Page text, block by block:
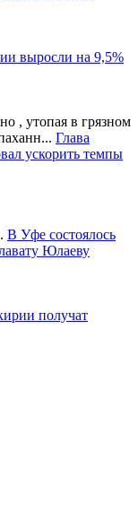
выросли на 9,5%
, утопая в грязном
Глава
ускорить темпы
В Уфе состоялось
Юлаеву
получат